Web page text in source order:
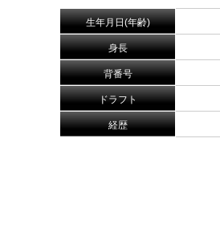
生年月日(年齢)
身長
背番号
ドラフト
経歴